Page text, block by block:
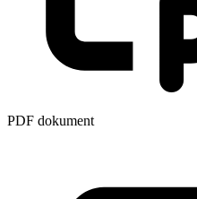
PDF dokument